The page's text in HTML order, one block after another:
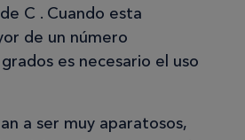
C . Cuando esta
de un número
es necesario el uso
a ser muy aparatosos,